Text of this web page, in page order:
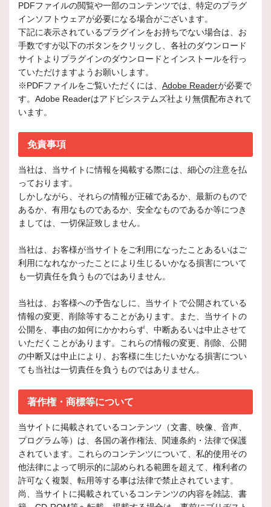
PDFファイルの閲覧や一部のコンテンツでは、特定のプラグ
インソフトウェアが必要になる場合がございます。
下記に表示されているプラグインをお持ちでない場合は、お
手数ですが以下のボタンをクリックし、各社のダウンロード
サイトよりプラグインのダウンロードとインストールを行っ
ていただけますようお願いします。
※PDFファイルをご覧いただくには、 Adobe Readerが必要で
す。Adobe Readerはアドビシステムズ社より無償配布されて
います。
免責事項
当社は、当サイトに情報を掲載する際には、細心の注意を払
っております。
しかしながら、それらの情報が正確であるか、最新のもので
あるか、有用なものであるか、安全なものであるか等につき
ましては、一切保証致しません。
当社は、お客様が当サイトをご利用になったことあるいはご
利用になれなかったことにより生じるいかなる損害について
も一切責任を負うものではありません。
当社は、お客様への予告なしに、当サイトで公開されている
情報の変更、削除等することがあります。また、当サイトの
公開を、事由の如何にかかわらず、中断あるいは中止させて
いただくことがあります。これらの情報の変更、削除、公開
の中断又は中止により、お客様に生じたいかなる損害につい
ても当社は一切責任を負うものではありません。
著作権・商標等について
当サイトに掲載されているコンテンツ（文書、映像、音声、
プログラム等）は、各国の著作権法、関連条約・法律で保護
されています。これらのコンテンツについて、私的使用その
他法律によって明示的に認められる範囲を超えて、権利者の
許可なく複製、転用等する事は法律で禁止されています。
尚、当サイトに掲載されているコンテンツの内容を雑誌、書